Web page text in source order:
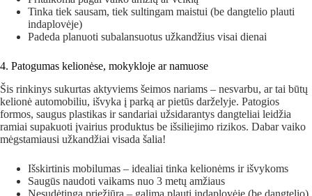
Tinka tiek sausam, tiek sultingam maistui (be dangtelio plauti
indaplovėje)
Padeda planuoti subalansuotus užkandžius visai dienai
4. Patogumas kelionėse, mokykloje ar namuose
Šis rinkinys sukurtas aktyviems šeimos nariams – nesvarbu, ar tai būtų
kelionė automobiliu, išvyka į parką ar pietūs darželyje. Patogios
formos, saugus plastikas ir sandariai užsidarantys dangteliai leidžia
ramiai supakuoti įvairius produktus be išsiliejimo rizikos. Dabar vaiko
mėgstamiausi užkandžiai visada šalia!
Išskirtinis mobilumas – idealiai tinka kelionėms ir išvykoms
Saugūs naudoti vaikams nuo 3 metų amžiaus